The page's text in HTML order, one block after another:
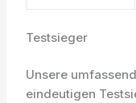
Testsieger
Unsere
eindeutigen